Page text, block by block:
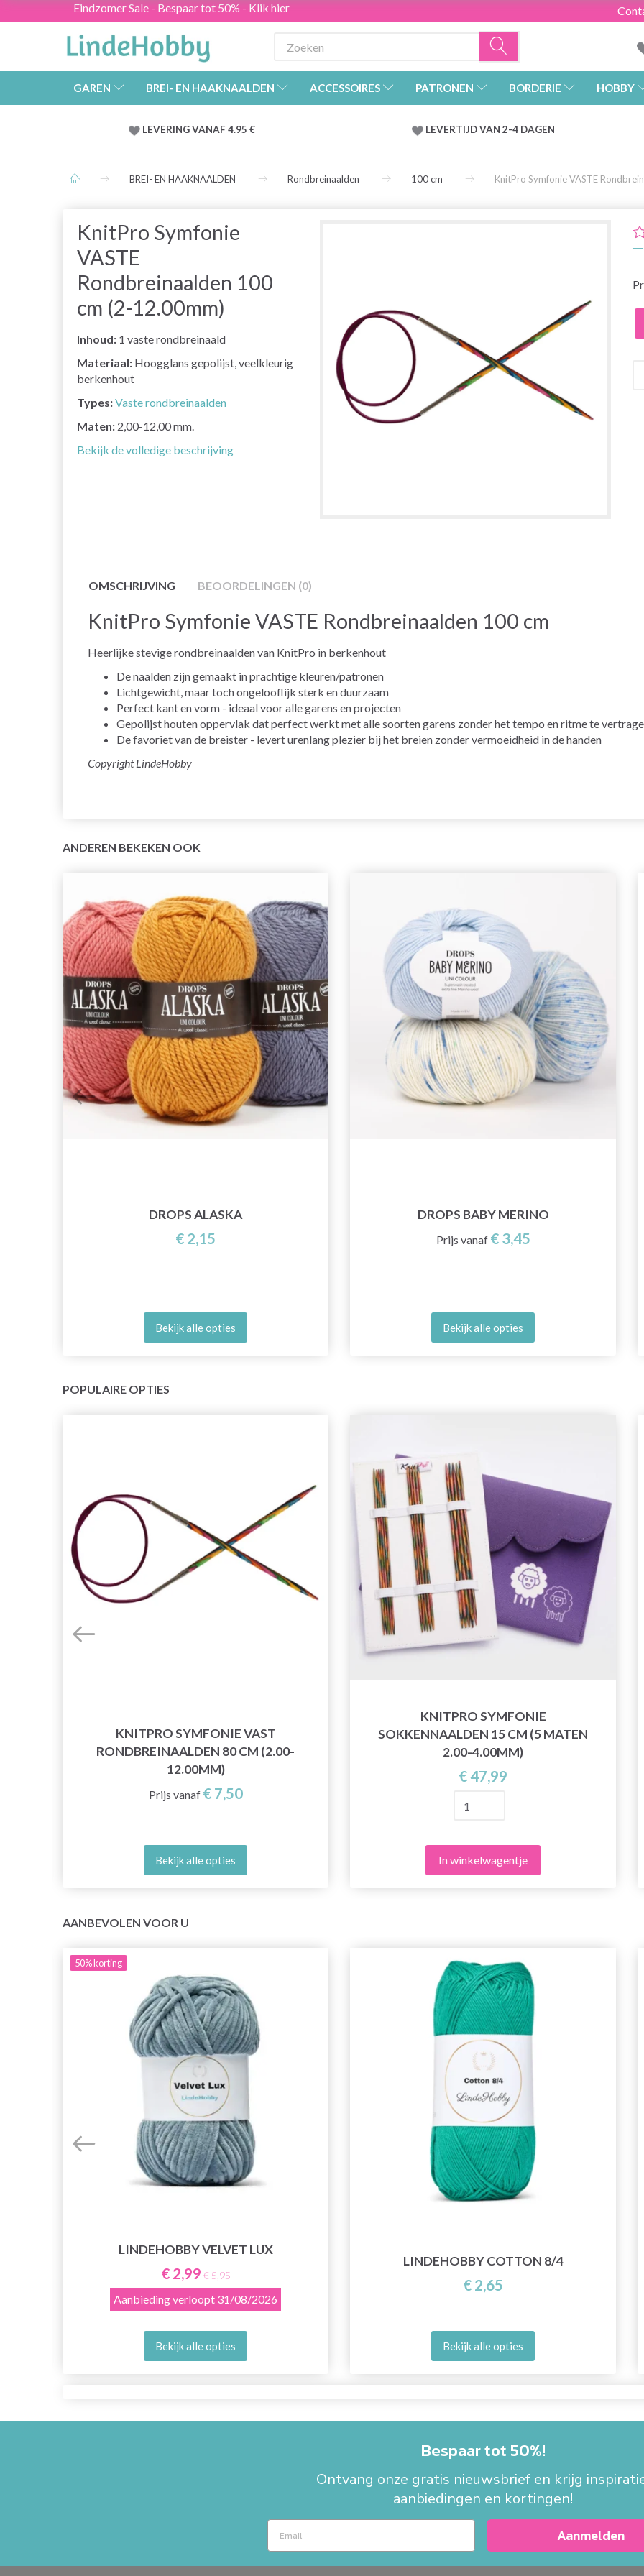
Eindzomer Sale - Bespaar tot 50% - Klik hier
GAREN BREI- EN HAAKNAALDEN ACCESSOIRES PATRONEN BORDERIE HOBBY
LEVERING VANAF 4.95 € LEVERTIJD VAN 2-4 DAGEN
BREI- EN HAAKNAALDEN Rondbreinaalden 100 cm KnitPro Symfonie VASTE
KnitPro Symfonie
VASTE
Rondbreinaalden 100
cm (2-12.00mm)
Inhoud: 1 vaste rondbreinaald
Materiaal: Hoogglans gepolijst, veelkleurig
berkenhout
Types:Vaste rondbreinaalden
Maten: 2,00-12,00 mm.
Bekijk de volledige beschrijving
OMSCHRIJVING BEOORDELINGEN (0)
KnitPro Symfonie VASTE Rondbreinaalden 100 cm
Heerlijke stevige rondbreinaalden van KnitPro in berkenhout
De naalden zijn gemaakt in prachtige kleuren/patronen
Lichtgewicht, maar toch ongelooflijk sterk en duurzaam
Perfect kant en vorm - ideaal voor alle garens en projecten
Gepolijst houten oppervlak dat perfect werkt met alle soorten garens zonder het tempo en ritme te
De favoriet van de breister - levert urenlang plezier bij het breien zonder vermoeidheid in de handen
Copyright LindeHobby
ANDEREN BEKEKEN OOK
DROPS ALASKA
€ 2,15
Bekijk alle opties
DROPS BABY MERINO
Prijs vanaf € 3,45
Bekijk alle opties
POPULAIRE OPTIES
KNITPRO SYMFONIE VAST
RONDBREINAALDEN 80 CM (2.00-
12.00MM)
Prijs vanaf € 7,50
Bekijk alle opties
KNITPRO SYMFONIE
SOKKENNAALDEN 15 CM (5 MATEN
2.00-4.00MM)
€ 47,99
In winkelwagentje
AANBEVOLEN VOOR U
50%korting
LINDEHOBBY VELVET LUX
€ 2,99 € 5,95
Aanbieding verloopt 31/08/2026
Bekijk alle opties
LINDEHOBBY COTTON 8/4
€ 2,65
Bekijk alle opties
Bespaar tot 50%!
Ontvang onze gratis nieuwsbrief en krijg
aanbiedingen en kortingen!
Aanmelden